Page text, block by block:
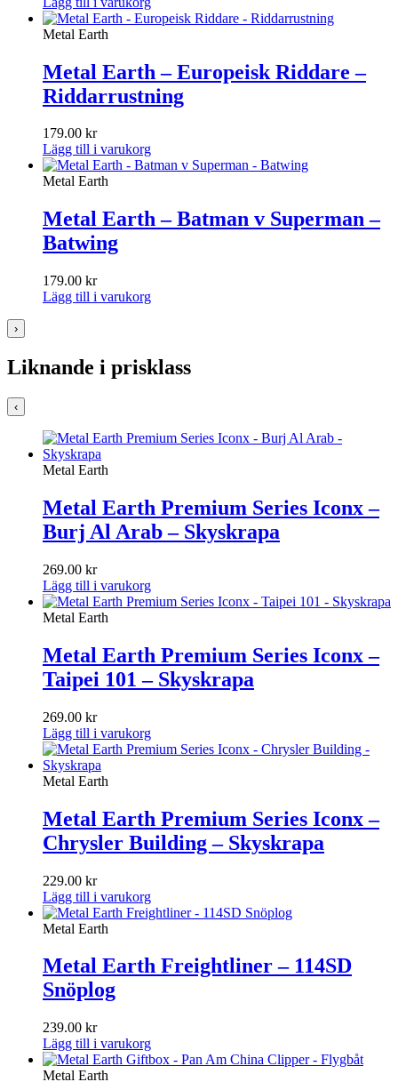
Metal Earth
Metal Earth – Europeisk Riddare –
Riddarrustning
179.00 kr
Lägg till i varukorg
Metal Earth
Metal Earth – Batman v Superman –
Batwing
179.00 kr
Lägg till i varukorg
›
Liknande i prisklass
‹
Metal Earth
Metal Earth Premium Series Iconx –
Burj Al Arab – Skyskrapa
269.00 kr
Lägg till i varukorg
Metal Earth
Metal Earth Premium Series Iconx –
Taipei 101 – Skyskrapa
269.00 kr
Lägg till i varukorg
Metal Earth
Metal Earth Premium Series Iconx –
Chrysler Building – Skyskrapa
229.00 kr
Lägg till i varukorg
Metal Earth
Metal Earth Freightliner – 114SD
Snöplog
239.00 kr
Lägg till i varukorg
Metal Earth